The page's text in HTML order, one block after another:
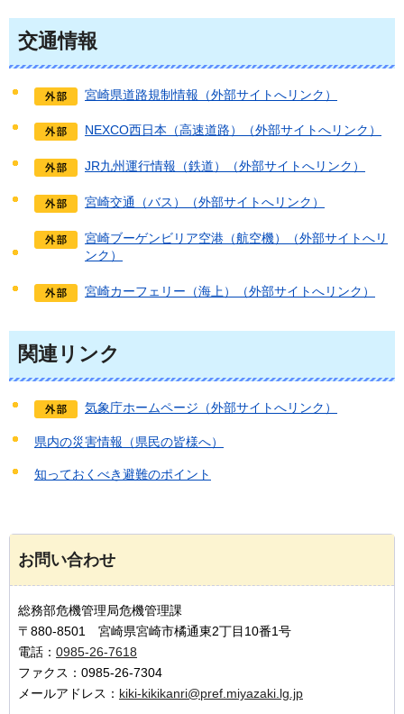
交通情報
宮崎県道路規制情報（外部サイトへリンク）
NEXCO西日本（高速道路）（外部サイトへリンク）
JR九州運行情報（鉄道）（外部サイトへリンク）
宮崎交通（バス）（外部サイトへリンク）
宮崎ブーゲンビリア空港（航空機）（外部サイトへリ
ンク）
宮崎カーフェリー（海上）（外部サイトへリンク）
関連リンク
気象庁ホームページ（外部サイトへリンク）
県内の災害情報（県民の皆様へ）
知っておくべき避難のポイント
お問い合わせ
総務部危機管理局危機管理課
〒880-8501 宮崎県宮崎市橘通東2丁目10番1号
電話： 0985-26-7618
ファクス：0985-26-7304
メールアドレス： kiki-kikikanri@pref.miyazaki.lg.jp